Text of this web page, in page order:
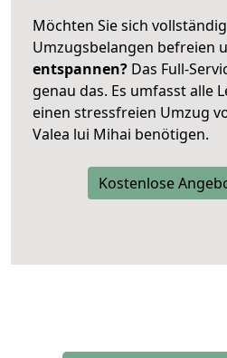
Möchten Sie sich
Umzugsbelangen befreien
entspannen? Das Full-
genau das. Es umfasst alle
einen stressfreien Umzug
Valea lui Mihai benötigen.
Kostenlose